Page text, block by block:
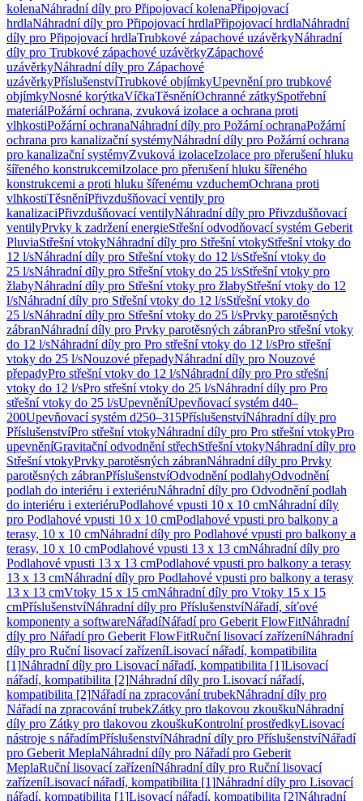
kolenaNáhradní díly pro Připojovací kolenaPřipojovací
hrdlaNáhradní díly pro Připojovací hrdlaPřipojovací hrdlaNáhradní
díly pro Připojovací hrdlaTrubkové zápachové uzávěrkyNáhradní
díly pro Trubkové zápachové uzávěrkyZápachové
uzávěrkyNáhradní díly pro Zápachové
uzávěrkyPříslušenstvíTrubkové objímkyUpevnění pro trubkové
objímkyNosné korýtkaVíčkaTěsněníOchranné zátkySpotřební
materiálPožární ochrana, zvuková izolace a ochrana proti
vlhkostiPožární ochranaNáhradní díly pro Požární ochranaPožární
ochrana pro kanalizační systémyNáhradní díly pro Požární ochrana
pro kanalizační systémyZvuková izolaceIzolace pro přerušení hluku
šířeného konstrukcemiIzolace pro přerušení hluku šířeného
konstrukcemi a proti hluku šířenému vzduchemOchrana proti
vlhkostiTěsněníPřivzdušňovací ventily pro
kanalizaciPřivzdušňovací ventilyNáhradní díly pro Přivzdušňovací
ventilyPrvky k zadržení energieStřešní odvodňovací systém Geberit
PluviaStřešní vtokyNáhradní díly pro Střešní vtokyStřešní vtoky do
12 l/sNáhradní díly pro Střešní vtoky do 12 l/sStřešní vtoky do
25 l/sNáhradní díly pro Střešní vtoky do 25 l/sStřešní vtoky pro
žlabyNáhradní díly pro Střešní vtoky pro žlabyStřešní vtoky do 12
l/sNáhradní díly pro Střešní vtoky do 12 l/sStřešní vtoky do
25 l/sNáhradní díly pro Střešní vtoky do 25 l/sPrvky parotěsných
zábranNáhradní díly pro Prvky parotěsných zábranPro střešní vtoky
do 12 l/sNáhradní díly pro Pro střešní vtoky do 12 l/sPro střešní
vtoky do 25 l/sNouzové přepadyNáhradní díly pro Nouzové
přepadyPro střešní vtoky do 12 l/sNáhradní díly pro Pro střešní
vtoky do 12 l/sPro střešní vtoky do 25 l/sNáhradní díly pro Pro
střešní vtoky do 25 l/sUpevněníUpevňovací systém d40–
200Upevňovací systém d250–315PříslušenstvíNáhradní díly pro
PříslušenstvíPro střešní vtokyNáhradní díly pro Pro střešní vtokyPro
upevněníGravitační odvodnění střechStřešní vtokyNáhradní díly pro
Střešní vtokyPrvky parotěsných zábranNáhradní díly pro Prvky
parotěsných zábranPříslušenstvíOdvodnění podlahyOdvodnění
podlah do interiéru i exteriéruNáhradní díly pro Odvodnění podlah
do interiéru i exteriéruPodlahové vpusti 10 x 10 cmNáhradní díly
pro Podlahové vpusti 10 x 10 cmPodlahové vpusti pro balkony a
terasy, 10 x 10 cmNáhradní díly pro Podlahové vpusti pro balkony a
terasy, 10 x 10 cmPodlahové vpusti 13 x 13 cmNáhradní díly pro
Podlahové vpusti 13 x 13 cmPodlahové vpusti pro balkony a terasy
13 x 13 cmNáhradní díly pro Podlahové vpusti pro balkony a terasy
13 x 13 cmVtoky 15 x 15 cmNáhradní díly pro Vtoky 15 x 15
cmPříslušenstvíNáhradní díly pro PříslušenstvíNářadí, síťové
komponenty a softwareNářadíNářadí pro Geberit FlowFitNáhradní
díly pro Nářadí pro Geberit FlowFitRuční lisovací zařízeníNáhradní
díly pro Ruční lisovací zařízeníLisovací nářadí, kompatibilita
[1]Náhradní díly pro Lisovací nářadí, kompatibilita [1]Lisovací
nářadí, kompatibilita [2]Náhradní díly pro Lisovací nářadí,
kompatibilita [2]Nářadí na zpracování trubekNáhradní díly pro
Nářadí na zpracování trubekZátky pro tlakovou zkouškuNáhradní
díly pro Zátky pro tlakovou zkouškuKontrolní prostředkyLisovací
nástroje s nářadímPříslušenstvíNáhradní díly pro PříslušenstvíNářadí
pro Geberit MeplaNáhradní díly pro Nářadí pro Geberit
MeplaRuční lisovací zařízeníNáhradní díly pro Ruční lisovací
zařízeníLisovací nářadí, kompatibilita [1]Náhradní díly pro Lisovací
nářadí, kompatibilita [1]Lisovací nářadí, kompatibilita [2]Náhradní